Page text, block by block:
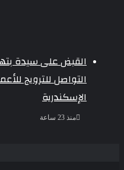
القبض على سيدة
التواصل للترويج
الإسكندرية
منذ 23 ساعة